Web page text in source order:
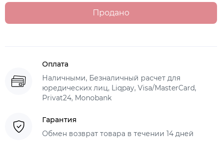
Продано
Оплата
Наличными, Безналичный расчет для
юредических лиц, Liqpay, Visa/MasterCard,
Privat24, Monobank
Гарантия
Обмен возврат товара в течении 14 дней